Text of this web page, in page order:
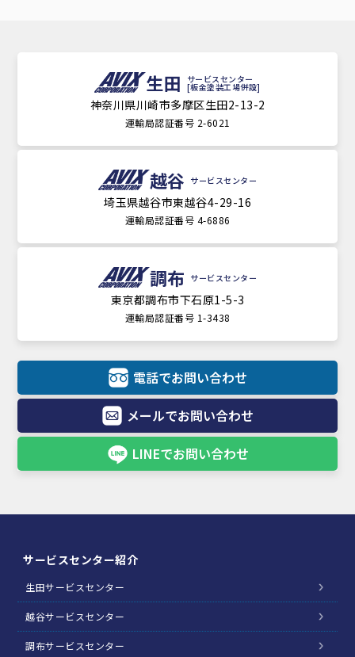
生田 サービスセンター
[板金塗装工場併設]
神奈川県川崎市多摩区生田2-13-2
運輸局認証番号 2-6021
越谷 サービスセンター
埼玉県越谷市東越谷4-29-16
運輸局認証番号 4-6886
調布 サービスセンター
東京都調布市下石原1-5-3
運輸局認証番号 1-3438
電話でお問い合わせ
メールでお問い合わせ
LINEでお問い合わせ
サービスセンター紹介
生田サービスセンター
越谷サービスセンター
調布サービスセンター